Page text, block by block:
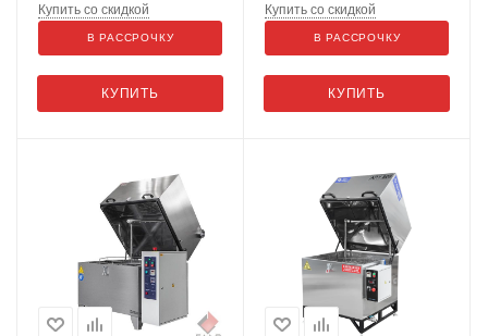
КУПИТЬ
Купить со скидкой
В РАССРОЧКУ
КУПИТЬ
Купить со скидкой
В РАССРОЧКУ